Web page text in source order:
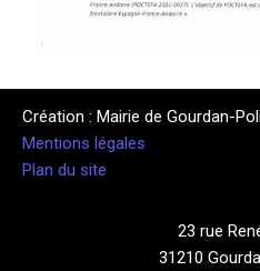
Création : Mairie de Gourdan-
Mentions légales
Plan du site
23 rue
31210